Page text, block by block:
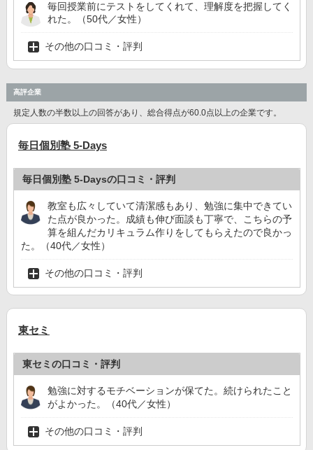
毎回授業前にテストをしてくれて、理解度を把握してく
れた。（50代／女性）
その他の口コミ・評判
高評企業
規定人数の半数以上の回答があり、総合得点が60.0点以上の企業です。
毎日個別塾 5-Days
毎日個別塾 5-Daysの口コミ・評判
教室も広々していて清潔感もあり、勉強に集中できてい
た点が良かった。成績も伸び面談も丁寧で、こちらの予
算を組んだカリキュラム作りをしてもらえたので良かっ
た。（40代／女性）
その他の口コミ・評判
東セミ
東セミの口コミ・評判
勉強に対するモチベーションが保てた。続けられたこと
がよかった。（40代／女性）
その他の口コミ・評判